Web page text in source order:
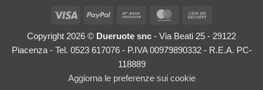
Visa PayPal
Bank
MasterCard
Delivery
Copyright 2026 © Dueruote snc - Via Beati 25 - 29122
Piacenza - Tel. 0523 617076 - P.IVA 00979890332 - R.E.A. PC-
118889
Aggiorna le preferenze sui cookie